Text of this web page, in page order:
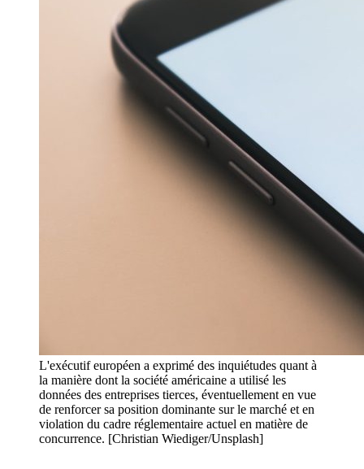
L'exécutif européen a exprimé des inquiétudes quant à
la manière dont la société américaine a utilisé les
données des entreprises tierces, éventuellement en vue
de renforcer sa position dominante sur le marché et en
violation du cadre réglementaire actuel en matière de
concurrence. [Christian Wiediger/Unsplash]